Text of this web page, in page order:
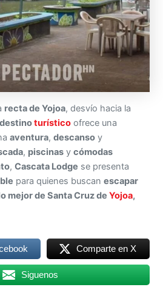
recta de Yojoa, desvío hacia la
destinoturístico ofrece una
aventura,descanso y
, piscinas ycómodas
,Cascata Lodge se presenta
para quienes buscanescapar
mejor de Santa Cruz deYojoa,
Comparte en X
Siguenos